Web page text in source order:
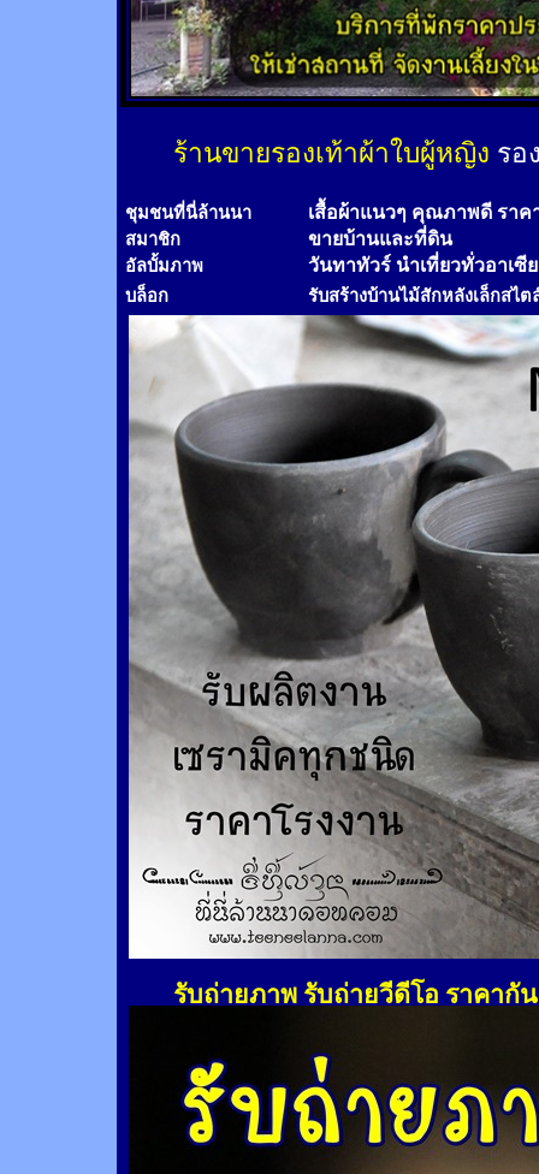
ร้านขายรองเท้าผ้าใบผู้หญิง รอ
ชุมชนที่นี่ล้านนา เสื้อผ้าแนวๆ คุณภาพดี ราค
สมาชิก ขายบ้านและที่ดิน
อัลบั้มภาพ วันทาทัวร์ นำเที่ยวทั่วอาเซี
บล็อก รับสร้างบ้านไม้สักหลังเล็กสไต
รับถ่ายภาพ รับถ่ายวีดีโอ ราคากั